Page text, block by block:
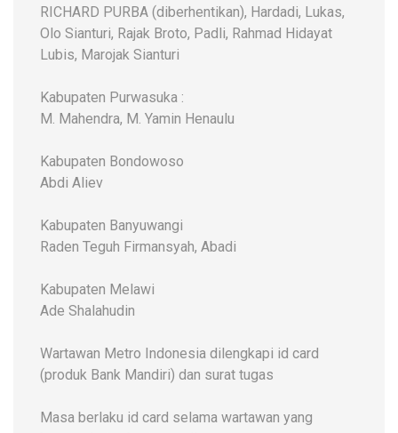
RICHARD PURBA (diberhentikan), Hardadi, Lukas,
Olo Sianturi, Rajak Broto, Padli, Rahmad Hidayat
Lubis, Marojak Sianturi
Kabupaten Purwasuka :
M. Mahendra, M. Yamin Henaulu
Kabupaten Bondowoso
Abdi Aliev
Kabupaten Banyuwangi
Raden Teguh Firmansyah, Abadi
Kabupaten Melawi
Ade Shalahudin
Wartawan Metro Indonesia dilengkapi id card
(produk Bank Mandiri) dan surat tugas
Masa berlaku id card selama wartawan yang